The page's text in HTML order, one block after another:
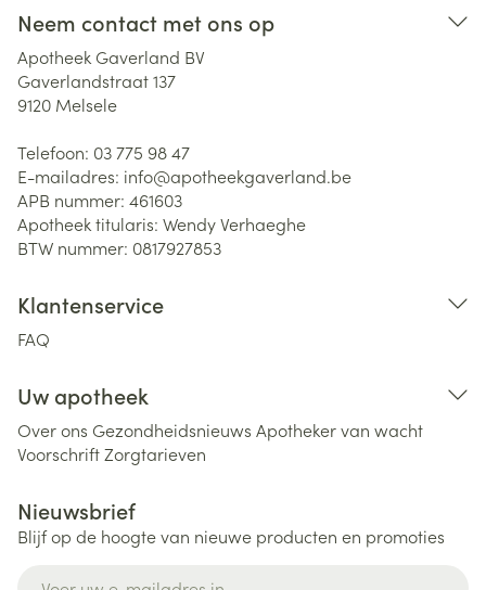
Neem contact met ons op
Apotheek Gaverland BV
Gaverlandstraat 137
9120 Melsele
Telefoon: 03 775 98 47
E-mailadres: info@apotheekgaverland.be
APB nummer: 461603
Apotheek titularis: Wendy Verhaeghe
BTW nummer: 0817927853
Klantenservice
FAQ
Uw apotheek
Over ons Gezondheidsnieuws Apotheker van wacht
VoorschriftZorgtarieven
Nieuwsbrief
Blijf op de hoogte van nieuwe producten en promoties